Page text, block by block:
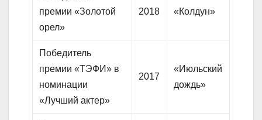
премии «Золотой
орел»
2018 «Колдун»
Победитель
премии «ТЭФИ» в
номинации
«Лучший актер»
2017
«Июльский
дождь»